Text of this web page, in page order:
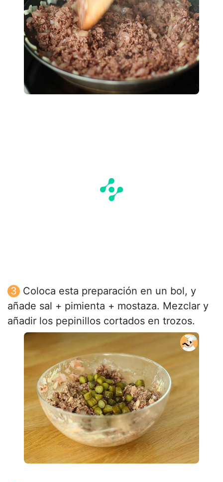
Coloca esta preparación en un bol, y
añade sal + pimienta + mostaza. Mezclar y
añadir los pepinillos cortados en trozos.